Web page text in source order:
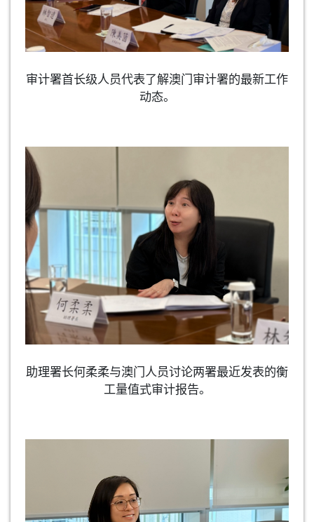
审计署首长级人员代表了解澳门审计署的最新工作
动态。
助理署长何柔柔与澳门人员讨论两署最近发表的衡
工量值式审计报告。